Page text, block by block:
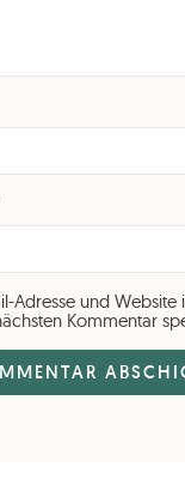
Adresse und
Kommentar